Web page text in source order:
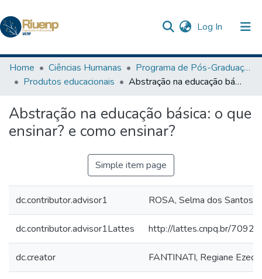
Log In (current)
Communities & Collections
Statistics
The Repository
Home Ciências Humanas
Programa de Pós-Graduação em Ensino
Produtos educacionais
Abstração na educação básica: o que ensinar? e como ensinar?
Abstração na educação básica: o que
ensinar? e como ensinar?
Simple item page
dc.contributor.advisor1 ROSA, Selma dos Santos
dc.contributor.advisor1Lattes http://lattes.cnpq.br/
dc.creator FANTINATI, Regiane